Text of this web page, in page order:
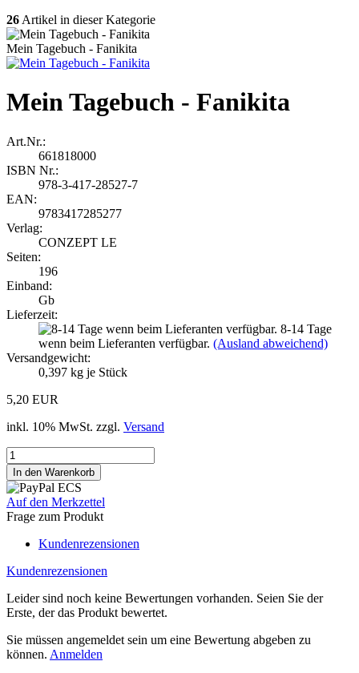
26 Artikel in dieser Kategorie
Mein Tagebuch - Fanikita
Mein Tagebuch - Fanikita
Art.Nr.:
661818000
ISBN Nr.:
978-3-417-28527-7
EAN:
9783417285277
Verlag:
CONZEPT LE
Seiten:
196
Einband:
Gb
Lieferzeit:
8-14 Tage
wenn beim Lieferanten verfügbar. (Ausland abweichend)
Versandgewicht:
0,397 kg je Stück
5,20 EUR
inkl. 10% MwSt. zzgl. Versand
Auf den Merkzettel
Frage zum Produkt
Kundenrezensionen
Kundenrezensionen
Leider sind noch keine Bewertungen vorhanden. Seien Sie der
Erste, der das Produkt bewertet.
Sie müssen angemeldet sein um eine Bewertung abgeben zu
können. Anmelden